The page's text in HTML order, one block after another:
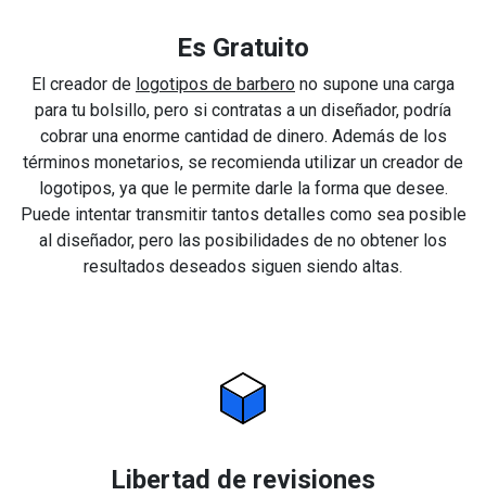
Es Gratuito
El creador de logotipos de barbero no supone una carga
para tu bolsillo, pero si contratas a un diseñador, podría
cobrar una enorme cantidad de dinero. Además de los
términos monetarios, se recomienda utilizar un creador de
logotipos, ya que le permite darle la forma que desee.
Puede intentar transmitir tantos detalles como sea posible
al diseñador, pero las posibilidades de no obtener los
resultados deseados siguen siendo altas.
Libertad de revisiones